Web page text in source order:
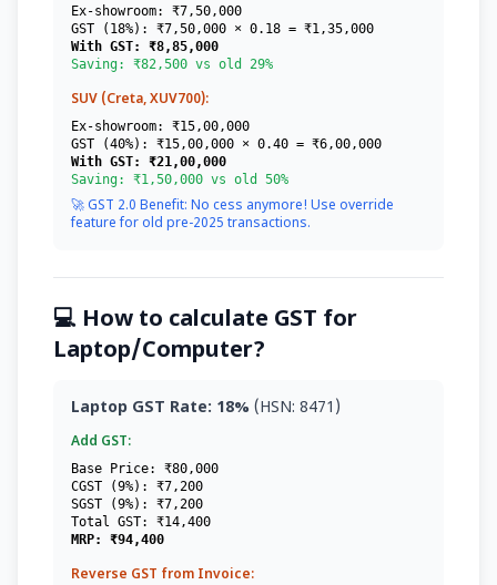
Ex-showroom: ₹7,50,000
GST (18%): ₹7,50,000 × 0.18 = ₹1,35,000
With GST: ₹8,85,000
Saving: ₹82,500 vs old 29%
SUV (Creta, XUV700):
Ex-showroom: ₹15,00,000
GST (40%): ₹15,00,000 × 0.40 = ₹6,00,000
With GST: ₹21,00,000
Saving: ₹1,50,000 vs old 50%
🚀 GST 2.0 Benefit: No cess anymore! Use override
feature for old pre-2025 transactions.
💻 How to calculate GST for
Laptop/Computer?
Laptop GST Rate: 18% (HSN: 8471)
Add GST:
Base Price: ₹80,000
CGST (9%): ₹7,200
SGST (9%): ₹7,200
Total GST: ₹14,400
MRP: ₹94,400
Reverse GST from Invoice: